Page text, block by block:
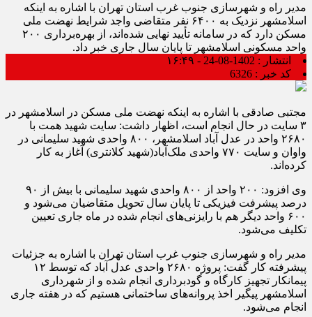
مدیر راه و شهرسازی جنوب غرب استان تهران با اشاره به اینکه
اسلامشهر نزدیک به ۶۴۰۰ نفر متقاضی واجد شرایط نهضت ملی
مسکن دارد که در سامانه تأیید نهایی شده‌اند، از بهره‌برداری ۲۰۰
واحد مسکونی اسلامشهر تا پایان سال جاری خبر داد.
انتشار : 1402-08-24 - ۱۶:۴۹
کد خبر : 6326
مجتبی صادقی با اشاره به اینکه نهضت ملی مسکن در اسلامشهر در
۳ سایت در حال انجام است، اظهار داشت: سایت شهید همت با
۲۶۸۰ واحد در عدل آباد اسلامشهر، ۸۰۰ واحدی شهید سلیمانی در
واوان و سایت ۷۷۰ واحدی ملک‌آباد(شهید کلانتری) آغاز به کار
کرده‌اند.
وی افزود: ۲۰۰ واحد از ۸۰۰ واحدی شهید سلیمانی با بیش از ۹۰
درصد پیشرفت فیزیکی تا پایان سال تحویل متقاضیان می‌شود و
۶۰۰ واحد دیگر هم با رایزنی‌های انجام شده در ماه جاری تعیین
تکلیف می‌شود.
مدیر راه و شهرسازی جنوب غرب استان تهران با اشاره به جزئیات
پیشرفته کار گفت: پروژه ۲۶۸۰ واحدی عدل آباد که توسط ۱۲
پیمانکار تجهیز کارگاه و گودبرداری انجام شده و از شهرداری
اسلامشهر پیگیر اخذ پروانه‌های ساختمانی هستیم که در هفته جاری
انجام می‌شود.